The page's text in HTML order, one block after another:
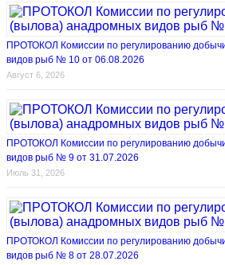
ПРОТОКОЛ Комиссии по регулированию
видов рыб № 10 от 06.08.2026
Август 6, 2026
ПРОТОКОЛ Комиссии по регулированию
видов рыб № 9 от 31.07.2026
Июль 31, 2026
ПРОТОКОЛ Комиссии по регулированию
видов рыб № 8 от 28.07.2026